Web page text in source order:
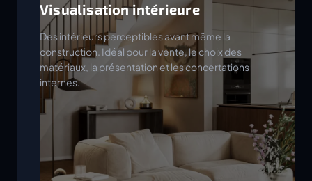
Visualisation intérieure
Des intérieurs perceptibles avant même la
construction. Idéal pour la vente, le choix des
matériaux, la présentation et les concertations
internes.